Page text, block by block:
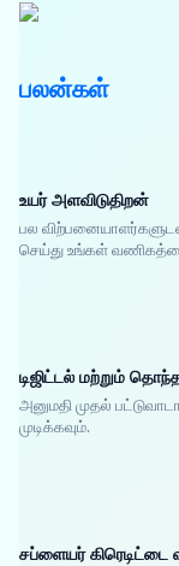
பலன்கள்
உயர் அளவிடுதிறன்
பல
செய்து உங்கள்
டிஜிட்டல் மற்றும்
அனுமதி முதல்
முடிக்கவும்.
சப்ளையர் கிரெடிட்டை